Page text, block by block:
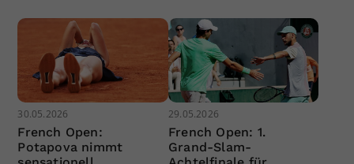
30.05.2026
French Open:
Potapova nimmt
29.05.2026
French Open: 1.
Grand-Slam-